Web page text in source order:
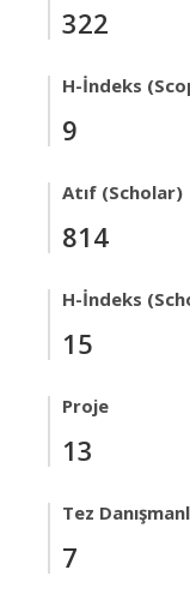
322
H-İndeks
9
Atıf (Scholar)
814
H-İndeks
15
Proje
13
Tez
7